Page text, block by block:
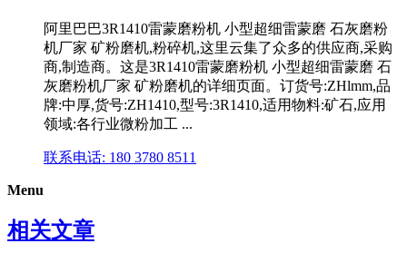
阿里巴巴3R1410雷蒙磨粉机 小型超细雷蒙磨 石灰磨粉
机厂家 矿粉磨机,粉碎机,这里云集了众多的供应商,采购
商,制造商。这是3R1410雷蒙磨粉机 小型超细雷蒙磨 石
灰磨粉机厂家 矿粉磨机的详细页面。订货号:ZHlmm,品
牌:中厚,货号:ZH1410,型号:3R1410,适用物料:矿石,应用
领域:各行业微粉加工 ...
联系电话: 180 3780 8511
Menu
相关文章